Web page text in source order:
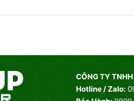
CÔNG TY
Hotline / Zalo: